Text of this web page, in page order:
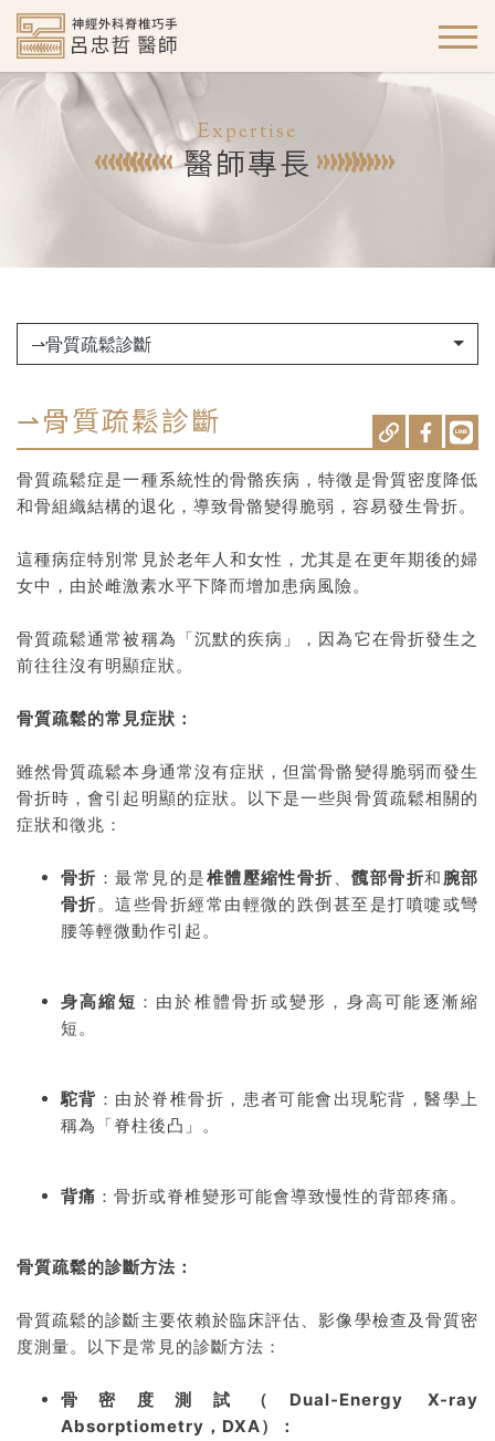
Expertise
醫師專長
⇀骨質疏鬆診斷
⇀骨質疏鬆診斷
骨質疏鬆症是一種系統性的骨骼疾病，特徵是骨質密度降低
和骨組織結構的退化，導致骨骼變得脆弱，容易發生骨折。
這種病症特別常見於老年人和女性，尤其是在更年期後的婦
女中，由於雌激素水平下降而增加患病風險。
骨質疏鬆通常被稱為「沉默的疾病」，因為它在骨折發生之
前往往沒有明顯症狀。
骨質疏鬆的常見症狀：
雖然骨質疏鬆本身通常沒有症狀，但當骨骼變得脆弱而發生
骨折時，會引起明顯的症狀。以下是一些與骨質疏鬆相關的
症狀和徵兆：
骨折 ：最常見的是椎體壓縮性骨折 、髖部骨折和 腕部
骨折。這些骨折經常由輕微的跌倒甚至是打噴嚏或彎
腰等輕微動作引起。
身高縮短 ：由於椎體骨折或變形，身高可能逐漸縮
短。
駝背 ：由於脊椎骨折，患者可能會出現駝背，醫學上
稱為「脊柱後凸」。
背痛 ：骨折或脊椎變形可能會導致慢性的背部疼痛。
骨質疏鬆的診斷方法：
骨質疏鬆的診斷主要依賴於臨床評估、影像學檢查及骨質密
度測量。以下是常見的診斷方法：
骨密度測試（Dual-Energy X-ray
Absorptiometry，DXA）：